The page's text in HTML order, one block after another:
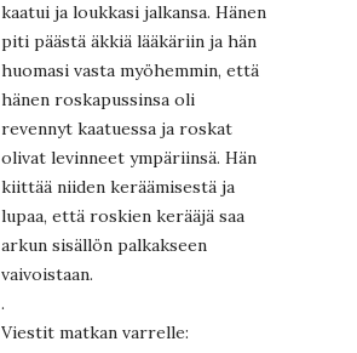
kaatui ja loukkasi jalkansa. Hänen
piti päästä äkkiä lääkäriin ja hän
huomasi vasta myöhemmin, että
hänen roskapussinsa oli
revennyt kaatuessa ja roskat
olivat levinneet ympäriinsä. Hän
kiittää niiden keräämisestä ja
lupaa, että roskien kerääjä saa
arkun sisällön palkakseen
vaivoistaan.
.
Viestit matkan varrelle: